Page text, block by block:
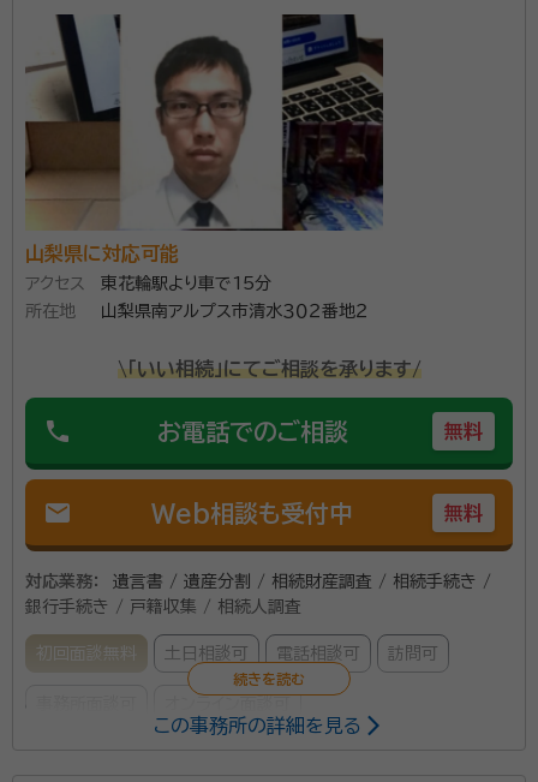
山梨県に対応可能
アクセス
東花輪駅より車で15分
所在地
山梨県南アルプス市清水３０２番地２
\「いい相続」にてご相談を承ります/
phone お電話でのご相談 無料
mail Web相談も受付中 無料
対応業務：
遺言書 / 遺産分割 / 相続財産調査 / 相続手続き /
銀行手続き / 戸籍収集 / 相続人調査
初回面談無料 土日相談可 電話相談可 訪問可
この事務所の詳細を見る